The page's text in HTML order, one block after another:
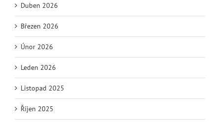
Duben 2026
Březen 2026
Únor 2026
Leden 2026
Listopad 2025
Říjen 2025